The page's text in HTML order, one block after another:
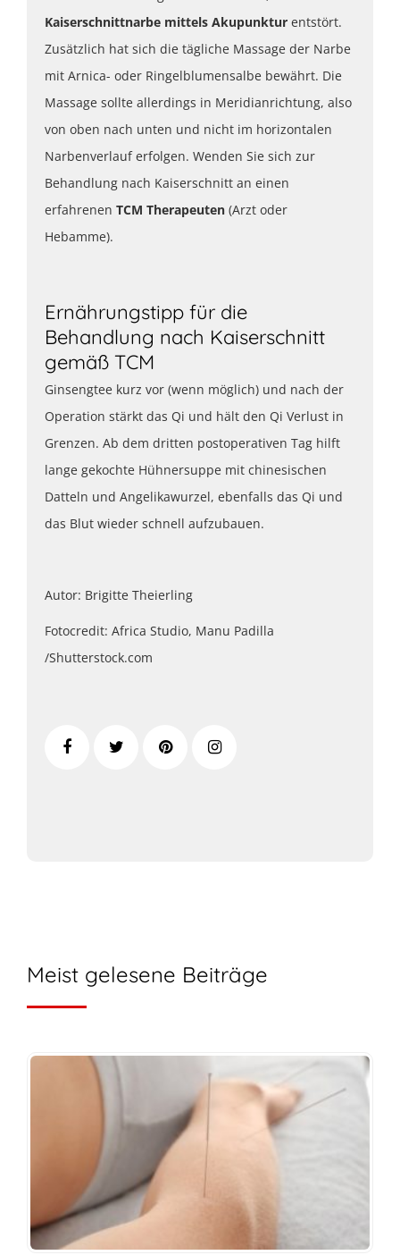
Kaiserschnittnarbe mittels Akupunktur entstört.
Zusätzlich hat sich die tägliche Massage der Narbe
mit Arnica- oder Ringelblumensalbe bewährt. Die
Massage sollte allerdings in Meridianrichtung, also
von oben nach unten und nicht im horizontalen
Narbenverlauf erfolgen. Wenden Sie sich zur
Behandlung nach Kaiserschnitt an einen
erfahrenen TCM Therapeuten (Arzt oder
Hebamme).
Ernährungstipp für die
Behandlung nach Kaiserschnitt
gemäß TCM
Ginsengtee kurz vor (wenn möglich) und nach der
Operation stärkt das Qi und hält den Qi Verlust in
Grenzen. Ab dem dritten postoperativen Tag hilft
lange gekochte Hühnersuppe mit chinesischen
Datteln und Angelikawurzel, ebenfalls das Qi und
das Blut wieder schnell aufzubauen.
Autor: Brigitte Theierling
Fotocredit: Africa Studio, Manu Padilla
/Shutterstock.com
Meist gelesene Beiträge